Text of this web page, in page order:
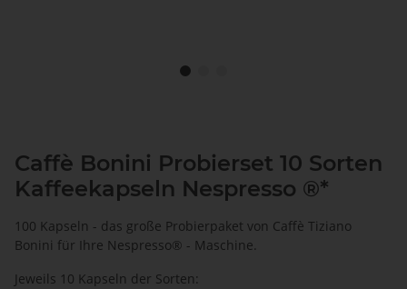
Caffè Bonini Probierset 10 Sorten
Kaffeekapseln Nespresso ®*
100 Kapseln - das große Probierpaket von Caffè Tiziano
Bonini für Ihre Nespresso® - Maschine.
Jeweils 10 Kapseln der Sorten: